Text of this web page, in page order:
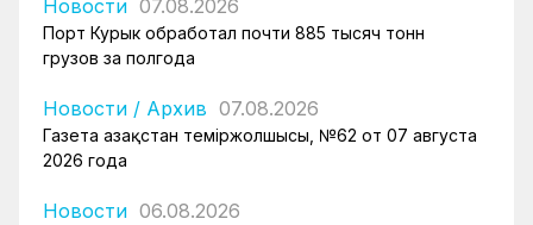
Новости 07.08.2026
Порт Курык обработал почти 885 тысяч тонн
грузов за полгода
Новости / Архив 07.08.2026
Газета Қазақстан теміржолшысы, №62 от 07 августа
2026 года
Новости 06.08.2026